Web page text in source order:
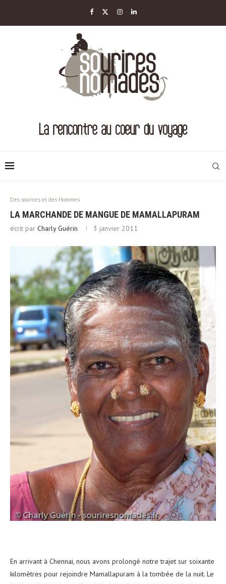
Des sourires et des Hommes
LA MARCHANDE DE MANGUE DE MAMALLAPURAM
écrit par Charly Guérin 3 janvier 2011
En arrivant à Chennai, nous avons prolongé notre trajet sur soixante
kilomètres pour rejoindre Mamallapuram à la tombée de la nuit. Le